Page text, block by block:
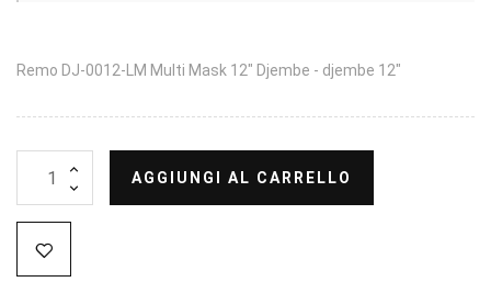
Remo DJ-0012-LM Multi Mask 12" Djembe - djembe 12"
AGGIUNGI AL CARRELLO